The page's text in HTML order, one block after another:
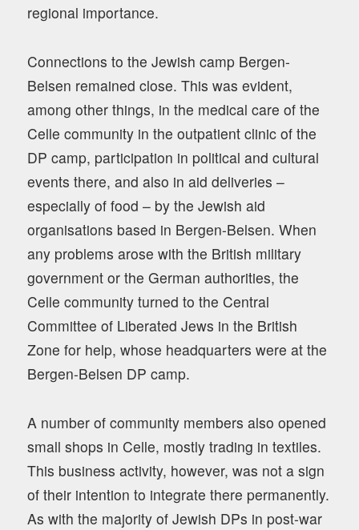
regional importance.
Connections to the Jewish camp Bergen-
Belsen remained close. This was evident,
among other things, in the medical care of the
Celle community in the outpatient clinic of the
DP camp, participation in political and cultural
events there, and also in aid deliveries –
especially of food – by the Jewish aid
organisations based in Bergen-Belsen. When
any problems arose with the British military
government or the German authorities, the
Celle community turned to the Central
Committee of Liberated Jews in the British
Zone for help, whose headquarters were at the
Bergen-Belsen DP camp.
A number of community members also opened
small shops in Celle, mostly trading in textiles.
This business activity, however, was not a sign
of their intention to integrate there permanently.
As with the majority of Jewish DPs in post-war